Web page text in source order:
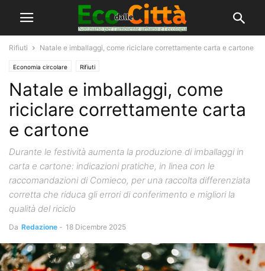
Rifiuti Natale e imballaggi, come riciclare correttamente carta e cartone
Economia circolare Rifiuti
Natale e imballaggi, come
riciclare correttamente carta
e cartone
Durante le festività aumenta la produzione di imballaggi in
carta e cartone: indicazioni pratiche, in linea con le
raccomandazioni di Comieco, per una raccolta differenziata
corretta che riduca gli errori di conferimento e migliori la
qualità del riciclo
Da Redazione - 18 Dicembre 2025